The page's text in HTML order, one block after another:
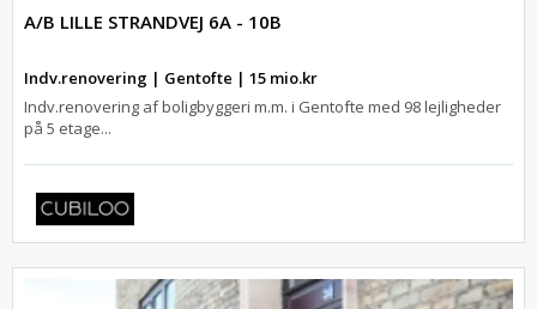
A/B LILLE STRANDVEJ 6A - 10B
Indv.renovering | Gentofte | 15 mio.kr
Indv.renovering af boligbyggeri m.m. i Gentofte med 98 lejligheder
på 5 etage...